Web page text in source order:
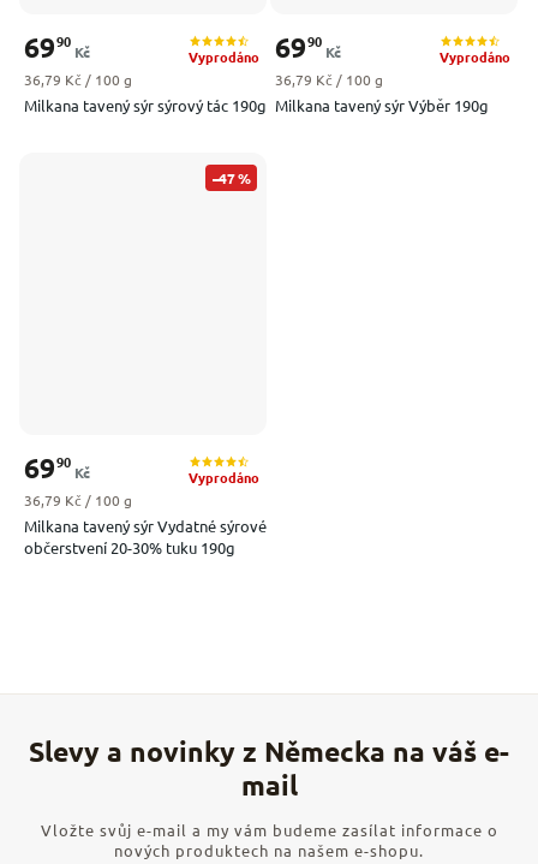
Milkana tavený sýr sýrový tác 190g
Vyprodáno
6990
Kč
Měrná cena:
36,79 Kč / 100 g
Milkana tavený sýr Výběr 190g
Vyprodáno
6990
Kč
Měrná cena:
36,79 Kč / 100 g
–47 %
Milkana tavený sýr Vydatné sýrové
občerstvení 20-30% tuku 190g
Vyprodáno
6990
Kč
Měrná cena:
36,79 Kč / 100 g
Vložte svůj e-mail a my vám budeme zasílat informace o
nových produktech na našem e-shopu.